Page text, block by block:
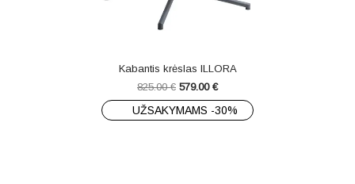
Kabantis krėslas ILLORA
825.00€ 579.00 €
UŽSAKYMAMS -30%